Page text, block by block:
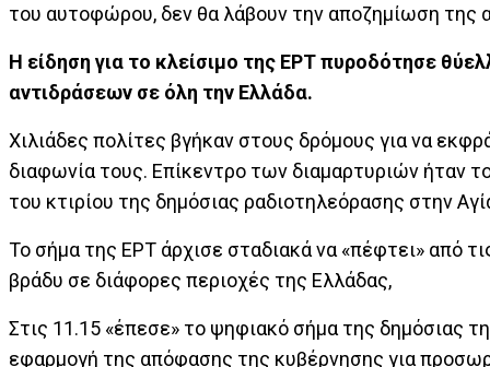
του αυτοφώρου, δεν θα λάβουν την αποζημίωση της
Η είδηση για το κλείσιμο της ΕΡΤ πυροδότησε
αντιδράσεων σε όλη την Ελλάδα.
Χιλιάδες πολίτες βγήκαν στους δρόμους για να
διαφωνία τους. Επίκεντρο των διαμαρτυριών ήταν
του κτιρίου της δημόσιας ραδιοτηλεόρασης στην
Το σήμα της ΕΡΤ άρχισε σταδιακά να «πέφτει» από
βράδυ σε διάφορες περιοχές της Ελλάδας,
Στις 11.15 «έπεσε» το ψηφιακό σήμα της δημόσιας
εφαρμογή της απόφασης της κυβέρνησης για